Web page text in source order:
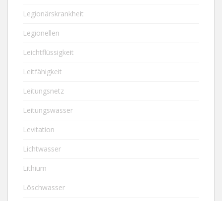
Legionärskrankheit
Legionellen
Leichtflüssigkeit
Leitfähigkeit
Leitungsnetz
Leitungswasser
Levitation
Lichtwasser
Lithium
Löschwasser